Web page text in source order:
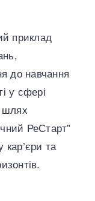
приклад
до навчання
у сфері
шлях
РеСтарт”
кар’єри та